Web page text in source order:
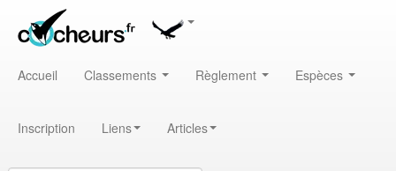
Accueil Classements Règlement Espèces
Inscription Liens Articles